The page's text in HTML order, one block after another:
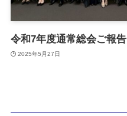
令和7年度通常総会ご報告
2025年5月27日